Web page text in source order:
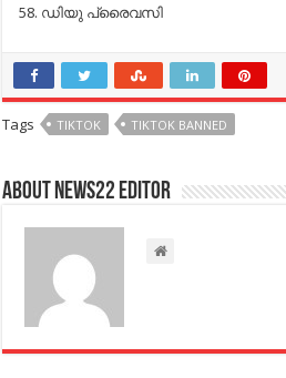
ഡി​യു പ്രൈ​വ​സി
Tags TIKTOK TIKTOK BANNED
About NEWS22 EDITOR